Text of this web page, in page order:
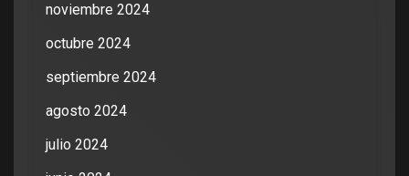
noviembre 2024
octubre 2024
septiembre 2024
agosto 2024
julio 2024